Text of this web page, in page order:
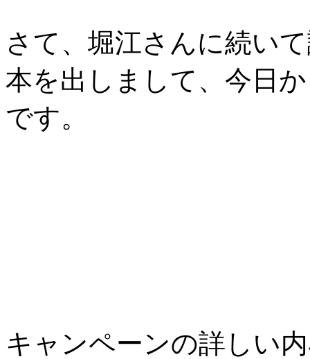
さて、堀江さんに続い
本を出しまして、今日
です。
キャンペーンの詳しい